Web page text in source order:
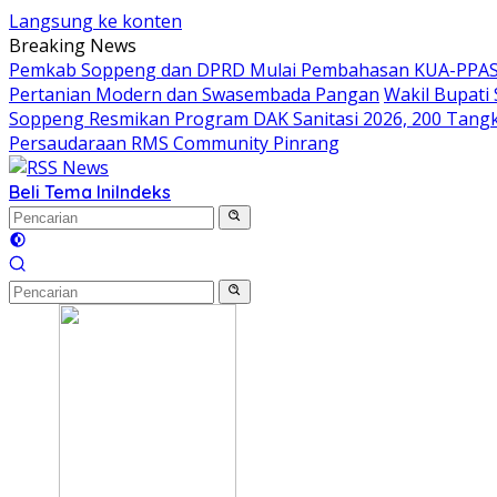
Langsung ke konten
Breaking News
Pemkab Soppeng dan DPRD Mulai Pembahasan KUA-
Pertanian Modern dan Swasembada Pangan Wakil Bupati
Soppeng Resmikan Program DAK Sanitasi 2026, 200
Persaudaraan RMS Community Pinrang
Beli Tema IniIndeks